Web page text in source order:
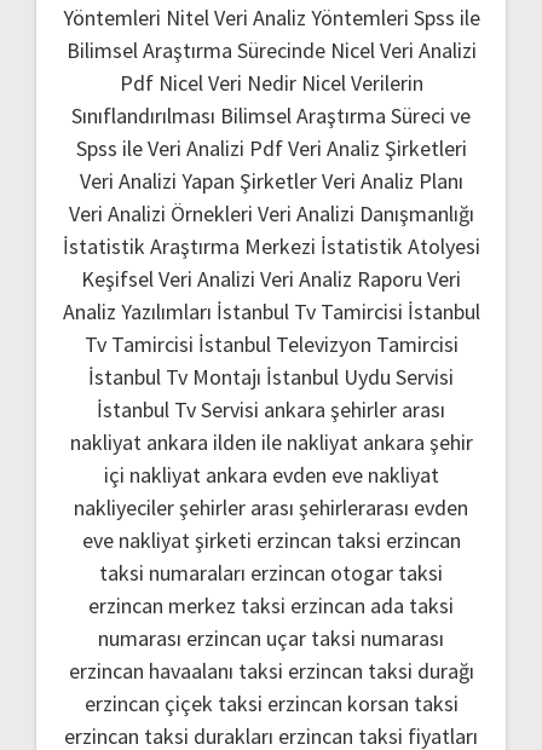
Yöntemleri Nitel Veri Analiz Yöntemleri Spss ile
Bilimsel Araştırma Sürecinde Nicel Veri Analizi
Pdf Nicel Veri Nedir Nicel Verilerin
Sınıflandırılması Bilimsel Araştırma Süreci ve
Spss ile Veri Analizi PdfVeri Analiz Şirketleri
Veri Analizi Yapan ŞirketlerVeri Analiz Planı
Veri Analizi Örnekleri Veri Analizi Danışmanlığı
İstatistik Araştırma Merkezi İstatistik Atolyesi
Keşifsel Veri Analizi Veri Analiz Raporu Veri
Analiz Yazılımları İstanbul Tv Tamircisi İstanbul
Tv Tamircisi İstanbul Televizyon Tamircisi
İstanbul Tv Montajı İstanbul Uydu Servisi
İstanbul Tv Servisi ankara şehirler arası
nakliyat ankara ilden ile nakliyat ankara şehir
içi nakliyat ankara evden eve nakliyat
nakliyeciler şehirler arası şehirlerarası evden
eve nakliyat şirketi erzincan taksi erzincan
taksi numaraları erzincan otogar taksi
erzincan merkez taksi erzincan ada taksi
numarası erzincan uçar taksi numarası
erzincan havaalanı taksi erzincan taksi durağı
erzincan çiçek taksi erzincan korsan taksi
erzincan taksi durakları erzincan taksi fiyatları